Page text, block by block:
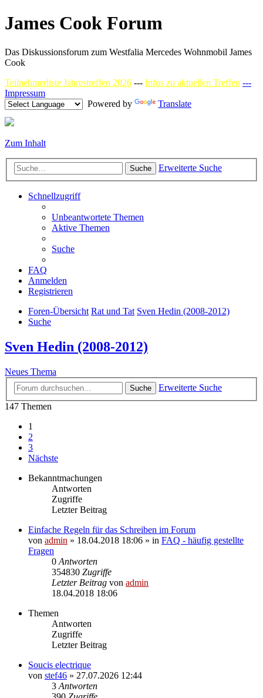
James Cook Forum
Das Diskussionsforum zum Westfalia Mercedes Wohnmobil James
Cook
Teilnehmerliste Jahrestreffen 2026 --- Infos zu aktuellen Treffen ---
Impressum
Powered by
Translate
Zum Inhalt
Suche Erweiterte Suche
Schnellzugriff
Unbeantwortete Themen
Aktive Themen
Suche
FAQ
Anmelden
Registrieren
Foren-Übersicht Rat und Tat Sven Hedin (2008-2012)
Suche
Sven Hedin (2008-2012)
Neues Thema
Suche
Erweiterte Suche
147 Themen
1
2
3
Nächste
Bekanntmachungen
Antworten
Zugriffe
Letzter Beitrag
Einfache Regeln für das Schreiben im Forum
von admin » 18.04.2018 18:06 » in FAQ - häufig gestellte
Fragen
0 Antworten
354830 Zugriffe
Letzter Beitrag von admin
18.04.2018 18:06
Themen
Antworten
Zugriffe
Letzter Beitrag
Soucis electrique
von stef46 » 27.07.2026 12:44
3 Antworten